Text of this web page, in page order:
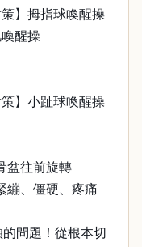
】拇指球喚醒操
醒操
】小趾球喚醒操
盆往前旋轉
繃、僵硬、疼痛
問題！從根本切